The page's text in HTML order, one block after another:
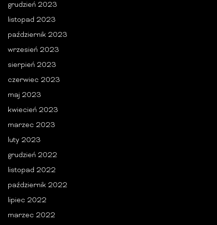
grudzień 2023
listopad 2023
październik 2023
wrzesień 2023
sierpień 2023
czerwiec 2023
maj 2023
kwiecień 2023
marzec 2023
luty 2023
grudzień 2022
listopad 2022
październik 2022
lipiec 2022
marzec 2022